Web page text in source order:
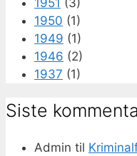
1950 (1)
1949 (1)
1946 (2)
1937 (1)
Siste
Admin til